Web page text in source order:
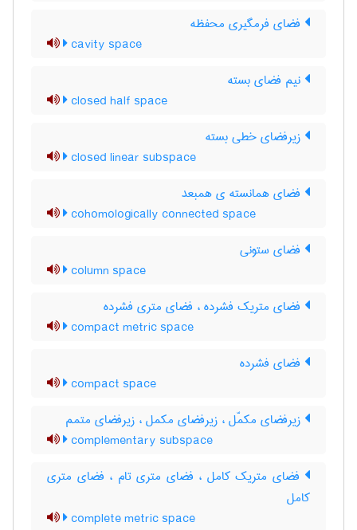
فضای فرمگیری محفظه
cavity space
نیم فضای بسته
closed half space
زیرفضای خطی بسته
closed linear subspace
فضای همانسته ی همبعد
cohomologically connected space
فضای ستونی
column space
فضای متریک فشرده ، فضای متری فشرده
compact metric space
فضای فشرده
compact space
زیرفضای مکمّل ، زیرفضای مکمل ، زیرفضای متمم
complementary subspace
فضای متریک کامل ، فضای متری تام ، فضای متری
کامل
complete metric space